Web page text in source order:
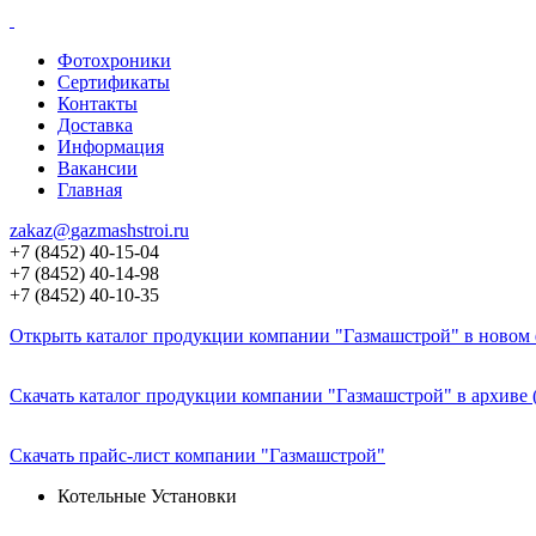
Фотохроники
Сертификаты
Контакты
Доставка
Информация
Вакансии
Главная
zakaz@gazmashstroi.ru
+7 (8452) 40-15-04
+7 (8452) 40-14-98
+7 (8452) 40-10-35
Открыть каталог продукции компании "Газмашстрой" в
Скачать каталог продукции компании "Газмашстрой" в архиве
Скачать прайс-лист компании "Газмашстрой"
Котельные Установки